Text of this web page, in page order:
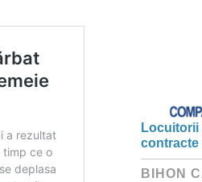
contracte
BIHON